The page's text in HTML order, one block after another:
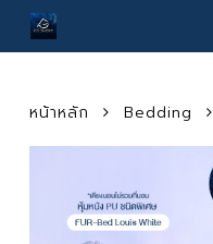
Skip
หน้าหลัก Bedding